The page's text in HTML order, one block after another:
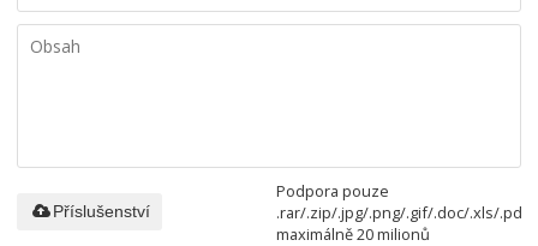
Podpora pouze
.rar/.zip/.jpg/.png/.gif/.doc/.xls/.pdf,
maximálně 20 milionů
Příslušenství